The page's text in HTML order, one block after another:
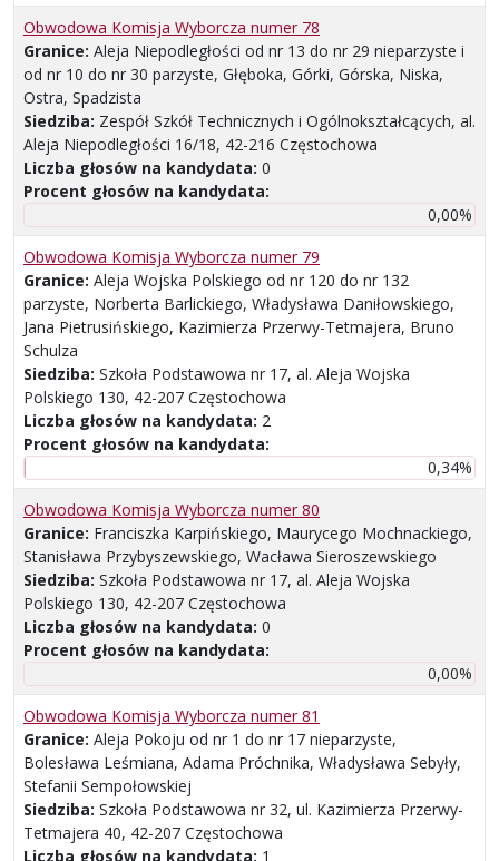
Obwodowa Komisja Wyborcza numer 78
Granice: Aleja Niepodległości od nr 13 do nr 29 nieparzyste i
od nr 10 do nr 30 parzyste, Głęboka, Górki, Górska, Niska,
Ostra, Spadzista
Siedziba: Zespół Szkół Technicznych i Ogólnokształcących, al.
Aleja Niepodległości 16/18, 42-216 Częstochowa
Liczba głosów na kandydata: 0
Procent głosów na kandydata:
0,00%
Obwodowa Komisja Wyborcza numer 79
Granice: Aleja Wojska Polskiego od nr 120 do nr 132
parzyste, Norberta Barlickiego, Władysława Daniłowskiego,
Jana Pietrusińskiego, Kazimierza Przerwy-Tetmajera, Bruno
Schulza
Siedziba: Szkoła Podstawowa nr 17, al. Aleja Wojska
Polskiego 130, 42-207 Częstochowa
Liczba głosów na kandydata: 2
Procent głosów na kandydata:
0,34%
Obwodowa Komisja Wyborcza numer 80
Granice: Franciszka Karpińskiego, Maurycego Mochnackiego,
Stanisława Przybyszewskiego, Wacława Sieroszewskiego
Siedziba: Szkoła Podstawowa nr 17, al. Aleja Wojska
Polskiego 130, 42-207 Częstochowa
Liczba głosów na kandydata: 0
Procent głosów na kandydata:
0,00%
Obwodowa Komisja Wyborcza numer 81
Granice: Aleja Pokoju od nr 1 do nr 17 nieparzyste,
Bolesława Leśmiana, Adama Próchnika, Władysława Sebyły,
Stefanii Sempołowskiej
Siedziba: Szkoła Podstawowa nr 32, ul. Kazimierza Przerwy-
Tetmajera 40, 42-207 Częstochowa
Liczba głosów na kandydata: 1